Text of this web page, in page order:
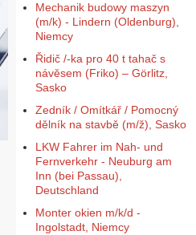
Mechanik budowy maszyn
(m/k) - Lindern (Oldenburg),
Niemcy
Řidič /-ka pro 40 t tahač s
návěsem (Friko) – Görlitz,
Sasko
Zedník / Omítkář / Pomocný
dělník na stavbě (m/ž), Sasko
LKW Fahrer im Nah- und
Fernverkehr - Neuburg am
Inn (bei Passau),
Deutschland
Monter okien m/k/d -
Ingolstadt, Niemcy